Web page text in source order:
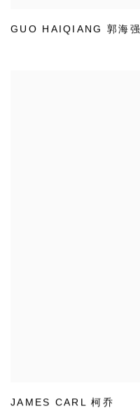
GUO HAIQIANG 郭海强
JAMES CARL 柯乔